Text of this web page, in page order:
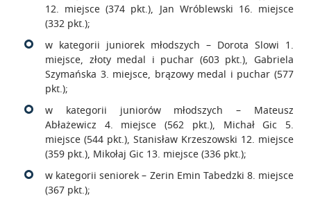
12. miejsce (374 pkt.), Jan Wróblewski 16. miejsce
(332 pkt.);
w kategorii juniorek młodszych – Dorota Slowi 1.
miejsce, złoty medal i puchar (603 pkt.), Gabriela
Szymańska 3. miejsce, brązowy medal i puchar (577
pkt.);
w kategorii juniorów młodszych – Mateusz
Abłażewicz 4. miejsce (562 pkt.), Michał Gic 5.
miejsce (544 pkt.), Stanisław Krzeszowski 12. miejsce
(359 pkt.), Mikołaj Gic 13. miejsce (336 pkt.);
w kategorii seniorek – Zerin Emin Tabedzki 8. miejsce
(367 pkt.);